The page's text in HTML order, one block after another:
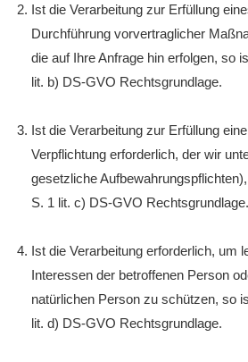
Ist die Verarbeitung zur Erfüllung
Durchführung vorvertraglicher
die auf Ihre Anfrage hin erfolgen, so
lit. b) DS-GVO Rechtsgrundlage.
Ist die Verarbeitung zur Erfüllung
Verpflichtung erforderlich, der wir
gesetzliche
S. 1 lit. c) DS-GVO Rechtsgrundlage.
Ist die Verarbeitung erforderlich, um
Interessen der betroffenen Person
natürlichen Person zu schützen, so
lit. d) DS-GVO Rechtsgrundlage.